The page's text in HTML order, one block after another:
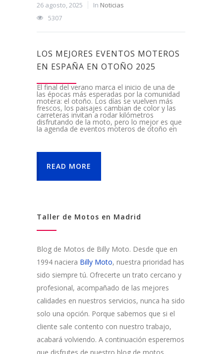
26 agosto, 2025 In Noticias
5307
LOS MEJORES EVENTOS MOTEROS
EN ESPAÑA EN OTOÑO 2025
El final del verano marca el inicio de una de
las épocas más esperadas por la comunidad
motera: el otoño. Los días se vuelven más
frescos, los paisajes cambian de color y las
carreteras invitan a rodar kilómetros
disfrutando de la moto, pero lo mejor es que
la agenda de eventos moteros de otoño en
READ MORE
Taller de Motos en Madrid
Blog de Motos de Billy Moto. Desde que en
1994 naciera Billy Moto, nuestra prioridad has
sido siempre tú. Ofrecerte un trato cercano y
profesional, acompañado de las mejores
calidades en nuestros servicios, nunca ha sido
solo una opción. Porque sabemos que si el
cliente sale contento con nuestro trabajo,
acabará volviendo. A continuación esperemos